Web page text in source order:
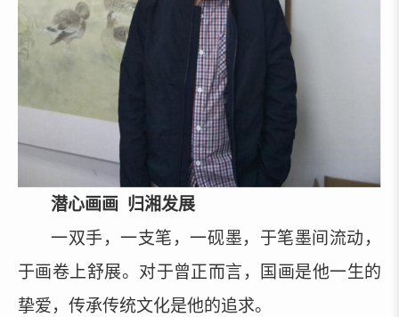
潜心画画 归湘发展
一双手，一支笔，一砚墨，于笔墨间流动，
于画卷上舒展。对于曾正而言，国画是他一生的
挚爱，传承传统文化是他的追求。